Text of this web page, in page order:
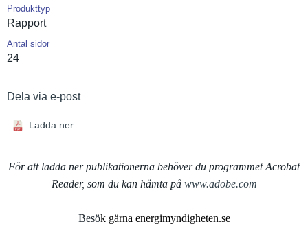
Produkttyp
Rapport
Antal sidor
24
Dela via e-post
Ladda ner
För att ladda ner publikationerna behöver du programmet Acrobat
Reader, som du kan hämta på www.adobe.com
Besök gärna energimyndigheten.se